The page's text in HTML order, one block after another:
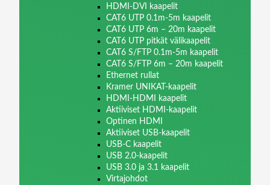
HDMI-DVI kaapelit
CAT6 UTP 0.1m-5m kaapelit
CAT6 UTP 6m – 20m kaapelit
CAT6 UTP pitkät välikaapelit
CAT6 S/FTP 0.1m-5m kaapelit
CAT6 S/FTP 6m – 20m kaapelit
Ethernet rullat
Kramer UNIKAT-kaapelit
HDMI-HDMI kaapelit
Aktiiviset HDMI-kaapelit
Optinen HDMI
Aktiiviset USB-kaapelit
USB-C kaapelit
USB 2.0-kaapelit
USB 3.0 ja 3.1 kaapelit
Virtajohdot